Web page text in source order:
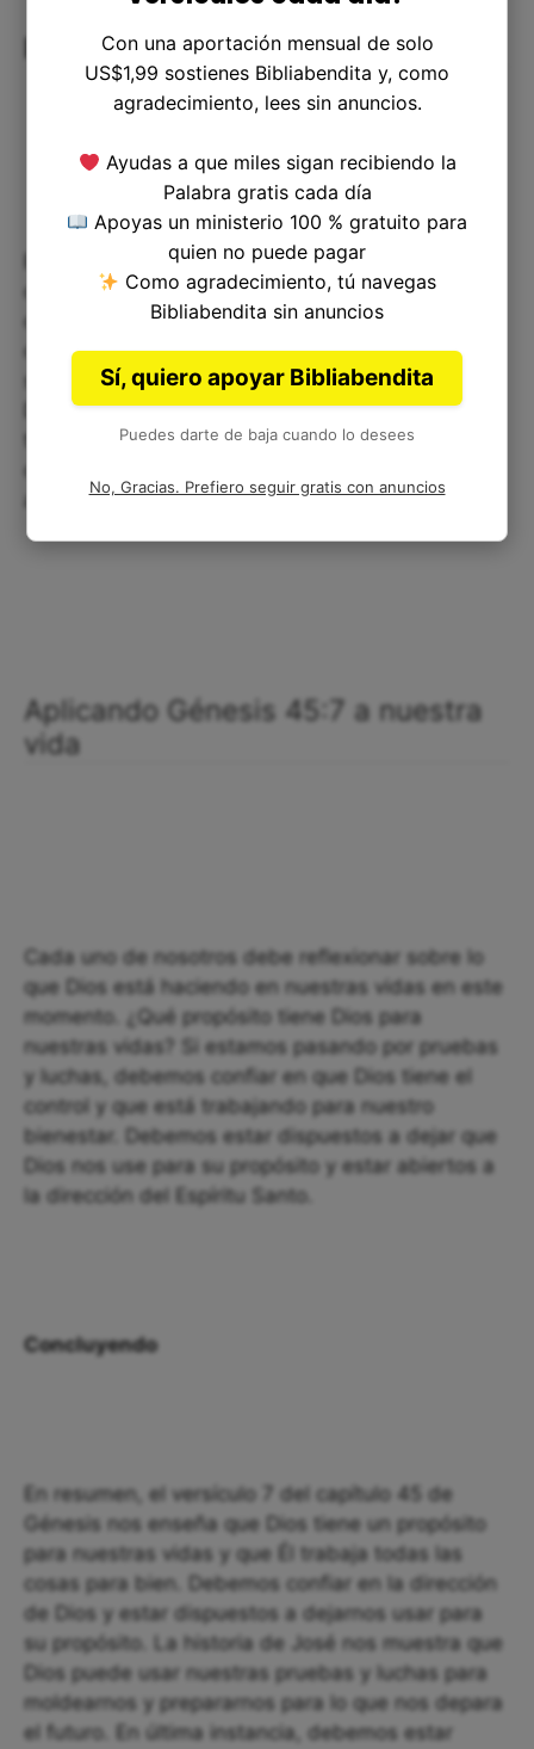
Reflexiones sobre el versículo
Este versículo nos anima a confiar en la dirección
de Dios en nuestras vidas. Debemos estar
dispuestos a seguir la dirección de Dios, incluso
cuando la vida nos presenta obstáculos y
sufrimientos. La historia de José nos enseña que
Dios tiene un plan para nuestras vidas y que Él
trabaja todas las cosas para bien. Debemos estar
a la dirección del Espíritu Santo.
Aplicando Génesis 45:7 a nuestra
vida
Cada uno de nosotros debe reflexionar sobre lo
que Dios está haciendo en nuestras vidas en este
momento. ¿Qué propósito tiene Dios para
nuestras vidas? Si estamos pasando por pruebas
y luchas, debemos confiar en que Dios tiene el
control y que está trabajando para nuestro
bienestar. Debemos estar dispuestos a dejar que
Dios nos use para su propósito y estar abiertos a
la dirección del Espíritu Santo.
Concluyendo
En resumen, el versículo 7 del capítulo 45 de
Génesis nos enseña que Dios tiene un propósito
para nuestras vidas y que Él trabaja todas las
cosas para bien. Debemos confiar en la dirección
de Dios y estar dispuestos a dejarnos usar para
su propósito. La historia de José nos muestra que
Dios puede usar nuestras pruebas y luchas para
moldearnos y prepararnos para lo que nos depara
el futuro. En última instancia, debemos estar
Con una aportación mensual de solo
US$1,99 sostienes Bibliabendita y, como
agradecimiento, lees sin anuncios.
Ayudas a que miles sigan recibiendo la
Palabra gratis cada día
Apoyas un ministerio 100 % gratuito para
quien no puede pagar
Como agradecimiento, tú navegas
Bibliabendita sin anuncios
Sí, quiero apoyar Bibliabendita
Puedes darte de baja cuando lo desees
No, Gracias. Prefiero seguir gratis con anuncios